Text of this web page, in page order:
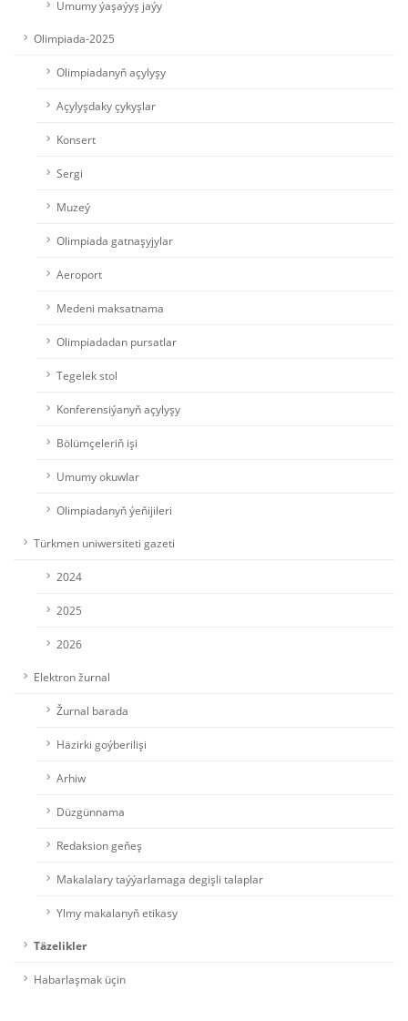
Umumy ýaşaýyş jaýy
Olimpiada-2025
Olimpiadanyň açylyşy
Açylyşdaky çykyşlar
Konsert
Sergi
Muzeý
Olimpiada gatnaşyjylar
Aeroport
Medeni maksatnama
Olimpiadadan pursatlar
Tegelek stol
Konferensiýanyň açylyşy
Bölümçeleriň işi
Umumy okuwlar
Olimpiadanyň ýeňijileri
Türkmen uniwersiteti gazeti
2024
2025
2026
Elektron žurnal
Žurnal barada
Häzirki goýberilişi
Arhiw
Düzgünnama
Redaksion geňeş
Makalalary taýýarlamaga degişli talaplar
Ylmy makalanyň etikasy
Täzelikler
Habarlaşmak üçin